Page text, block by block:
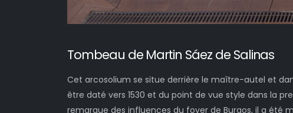
Tombeau de Martin Sáez de Salinas
Cet arcosolium se situe derrière le maître-autel et
être daté vers 1530 et du point de vue style dans la
remarque des influences du foyer de Burgos, il a été